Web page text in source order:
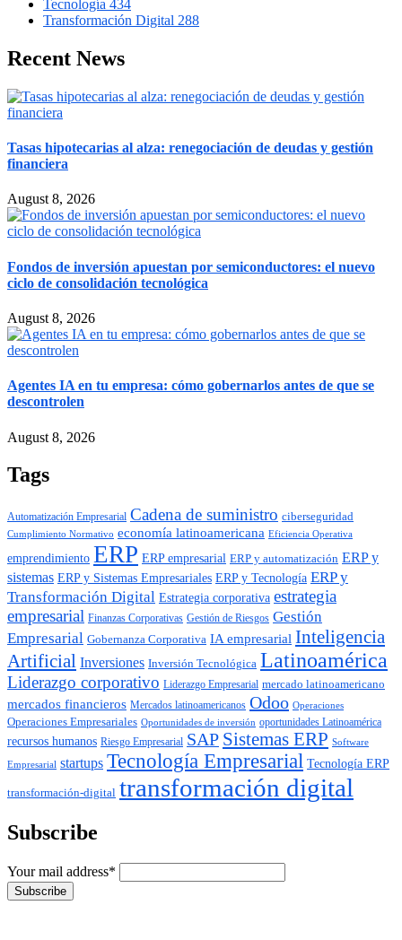
Tecnología 434
Transformación Digital 288
Recent News
Tasas hipotecarias al alza: renegociación de deudas y gestión
financiera
August 8, 2026
Fondos de inversión apuestan por semiconductores: el nuevo
ciclo de consolidación tecnológica
August 8, 2026
Agentes IA en tu empresa: cómo gobernarlos antes de que se
descontrolen
August 8, 2026
Tags
Automatización Empresarial Cadena de suministro ciberseguridad
Cumplimiento Normativo economía latinoamericana Eficiencia Operativa
emprendimiento ERP ERP empresarial ERP y automatización ERP y
sistemas ERP y Sistemas Empresariales ERP y Tecnología ERP y
Transformación Digital Estrategia corporativa estrategia
empresarial Finanzas Corporativas Gestión de Riesgos Gestión
Empresarial Gobernanza Corporativa IA empresarial Inteligencia
Artificial Inversiones Inversión Tecnológica Latinoamérica
Liderazgo corporativo Liderazgo Empresarial mercado latinoamericano
mercados financieros Mercados latinoamericanos Odoo Operaciones
Operaciones Empresariales Oportunidades de inversión oportunidades Latinoamérica
recursos humanos Riesgo Empresarial SAP Sistemas ERP Software
Empresarial startups Tecnología Empresarial Tecnología ERP
transformación-digital transformación digital
Subscribe
Your mail address*